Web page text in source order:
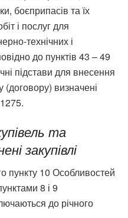
боєприпасів та їх
і послуг для
технічних і
до пунктів 43 – 49
підстави для внесення
(договору) визначені
та
закупівлі
пункту 10 Особливостей
8 і 9
до річного